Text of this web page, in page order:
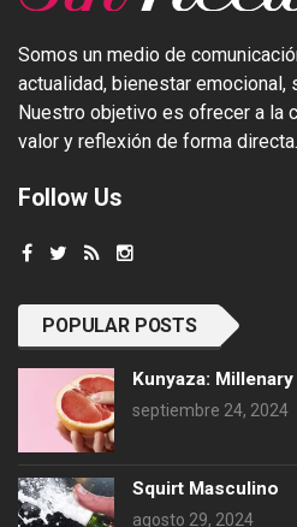
Somos un medio de
actualidad, bienestar emocional,
Nuestro objetivo es ofrecer a la
valor y reflexión de forma directa.
Follow Us
POPULAR POSTS
Kunyaza:
septiembre 24, 2024
Squirt Masculino
agosto 29, 2024